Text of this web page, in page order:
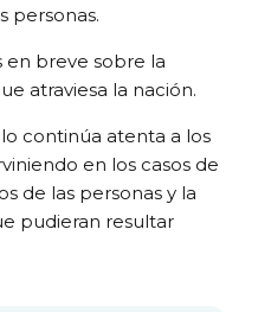
personas.
breve sobre la
atraviesa la nación.
continúa atenta a los
en los casos de
de las personas y la
pudieran resultar